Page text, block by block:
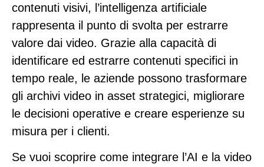
contenuti visivi, l’intelligenza artificiale
rappresenta il punto di svolta per estrarre
valore dai video. Grazie alla capacità di
identificare ed estrarre contenuti specifici in
tempo reale, le aziende possono trasformare
gli archivi video in asset strategici, migliorare
le decisioni operative e creare esperienze su
misura per i clienti.
Se vuoi scoprire come integrare l’AI e la video